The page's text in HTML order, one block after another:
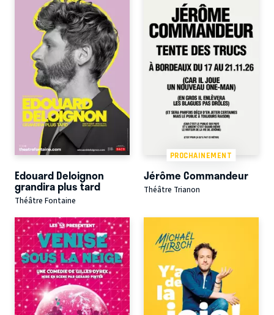
Edouard Deloignon
grandira plus tard
Théâtre Fontaine
PROCHAINEMENT
Jérôme Commandeur
Théâtre Trianon